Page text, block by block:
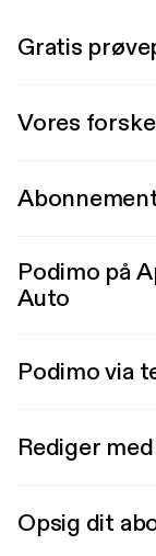
Gratis
Vores
Podimo på
Auto
Podimo via
Rediger
Opsig dit